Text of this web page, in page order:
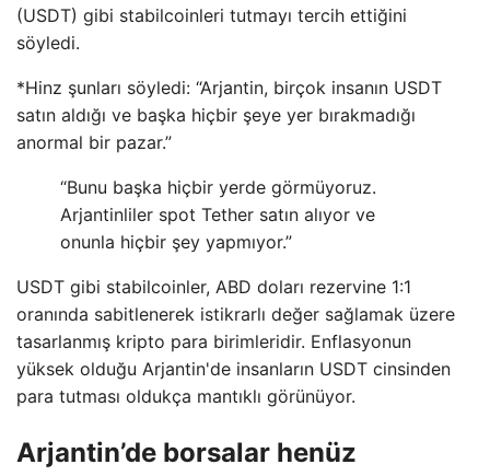
(USDT) gibi stabilcoinleri tutmayı tercih ettiğini
söyledi.
*Hinz şunları söyledi: “Arjantin, birçok insanın USDT
satın aldığı ve başka hiçbir şeye yer bırakmadığı
anormal bir pazar.”
“Bunu başka hiçbir yerde görmüyoruz.
Arjantinliler spot Tether satın alıyor ve
onunla hiçbir şey yapmıyor.”
USDT gibi stabilcoinler, ABD doları rezervine 1:1
oranında sabitlenerek istikrarlı değer sağlamak üzere
tasarlanmış kripto para birimleridir. Enflasyonun
yüksek olduğu Arjantin'de insanların USDT cinsinden
para tutması oldukça mantıklı görünüyor.
Arjantin’de borsalar henüz